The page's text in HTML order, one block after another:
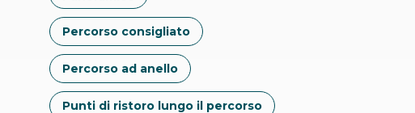
Percorso consigliato
Percorso ad anello
Punti di ristoro lungo il percorso